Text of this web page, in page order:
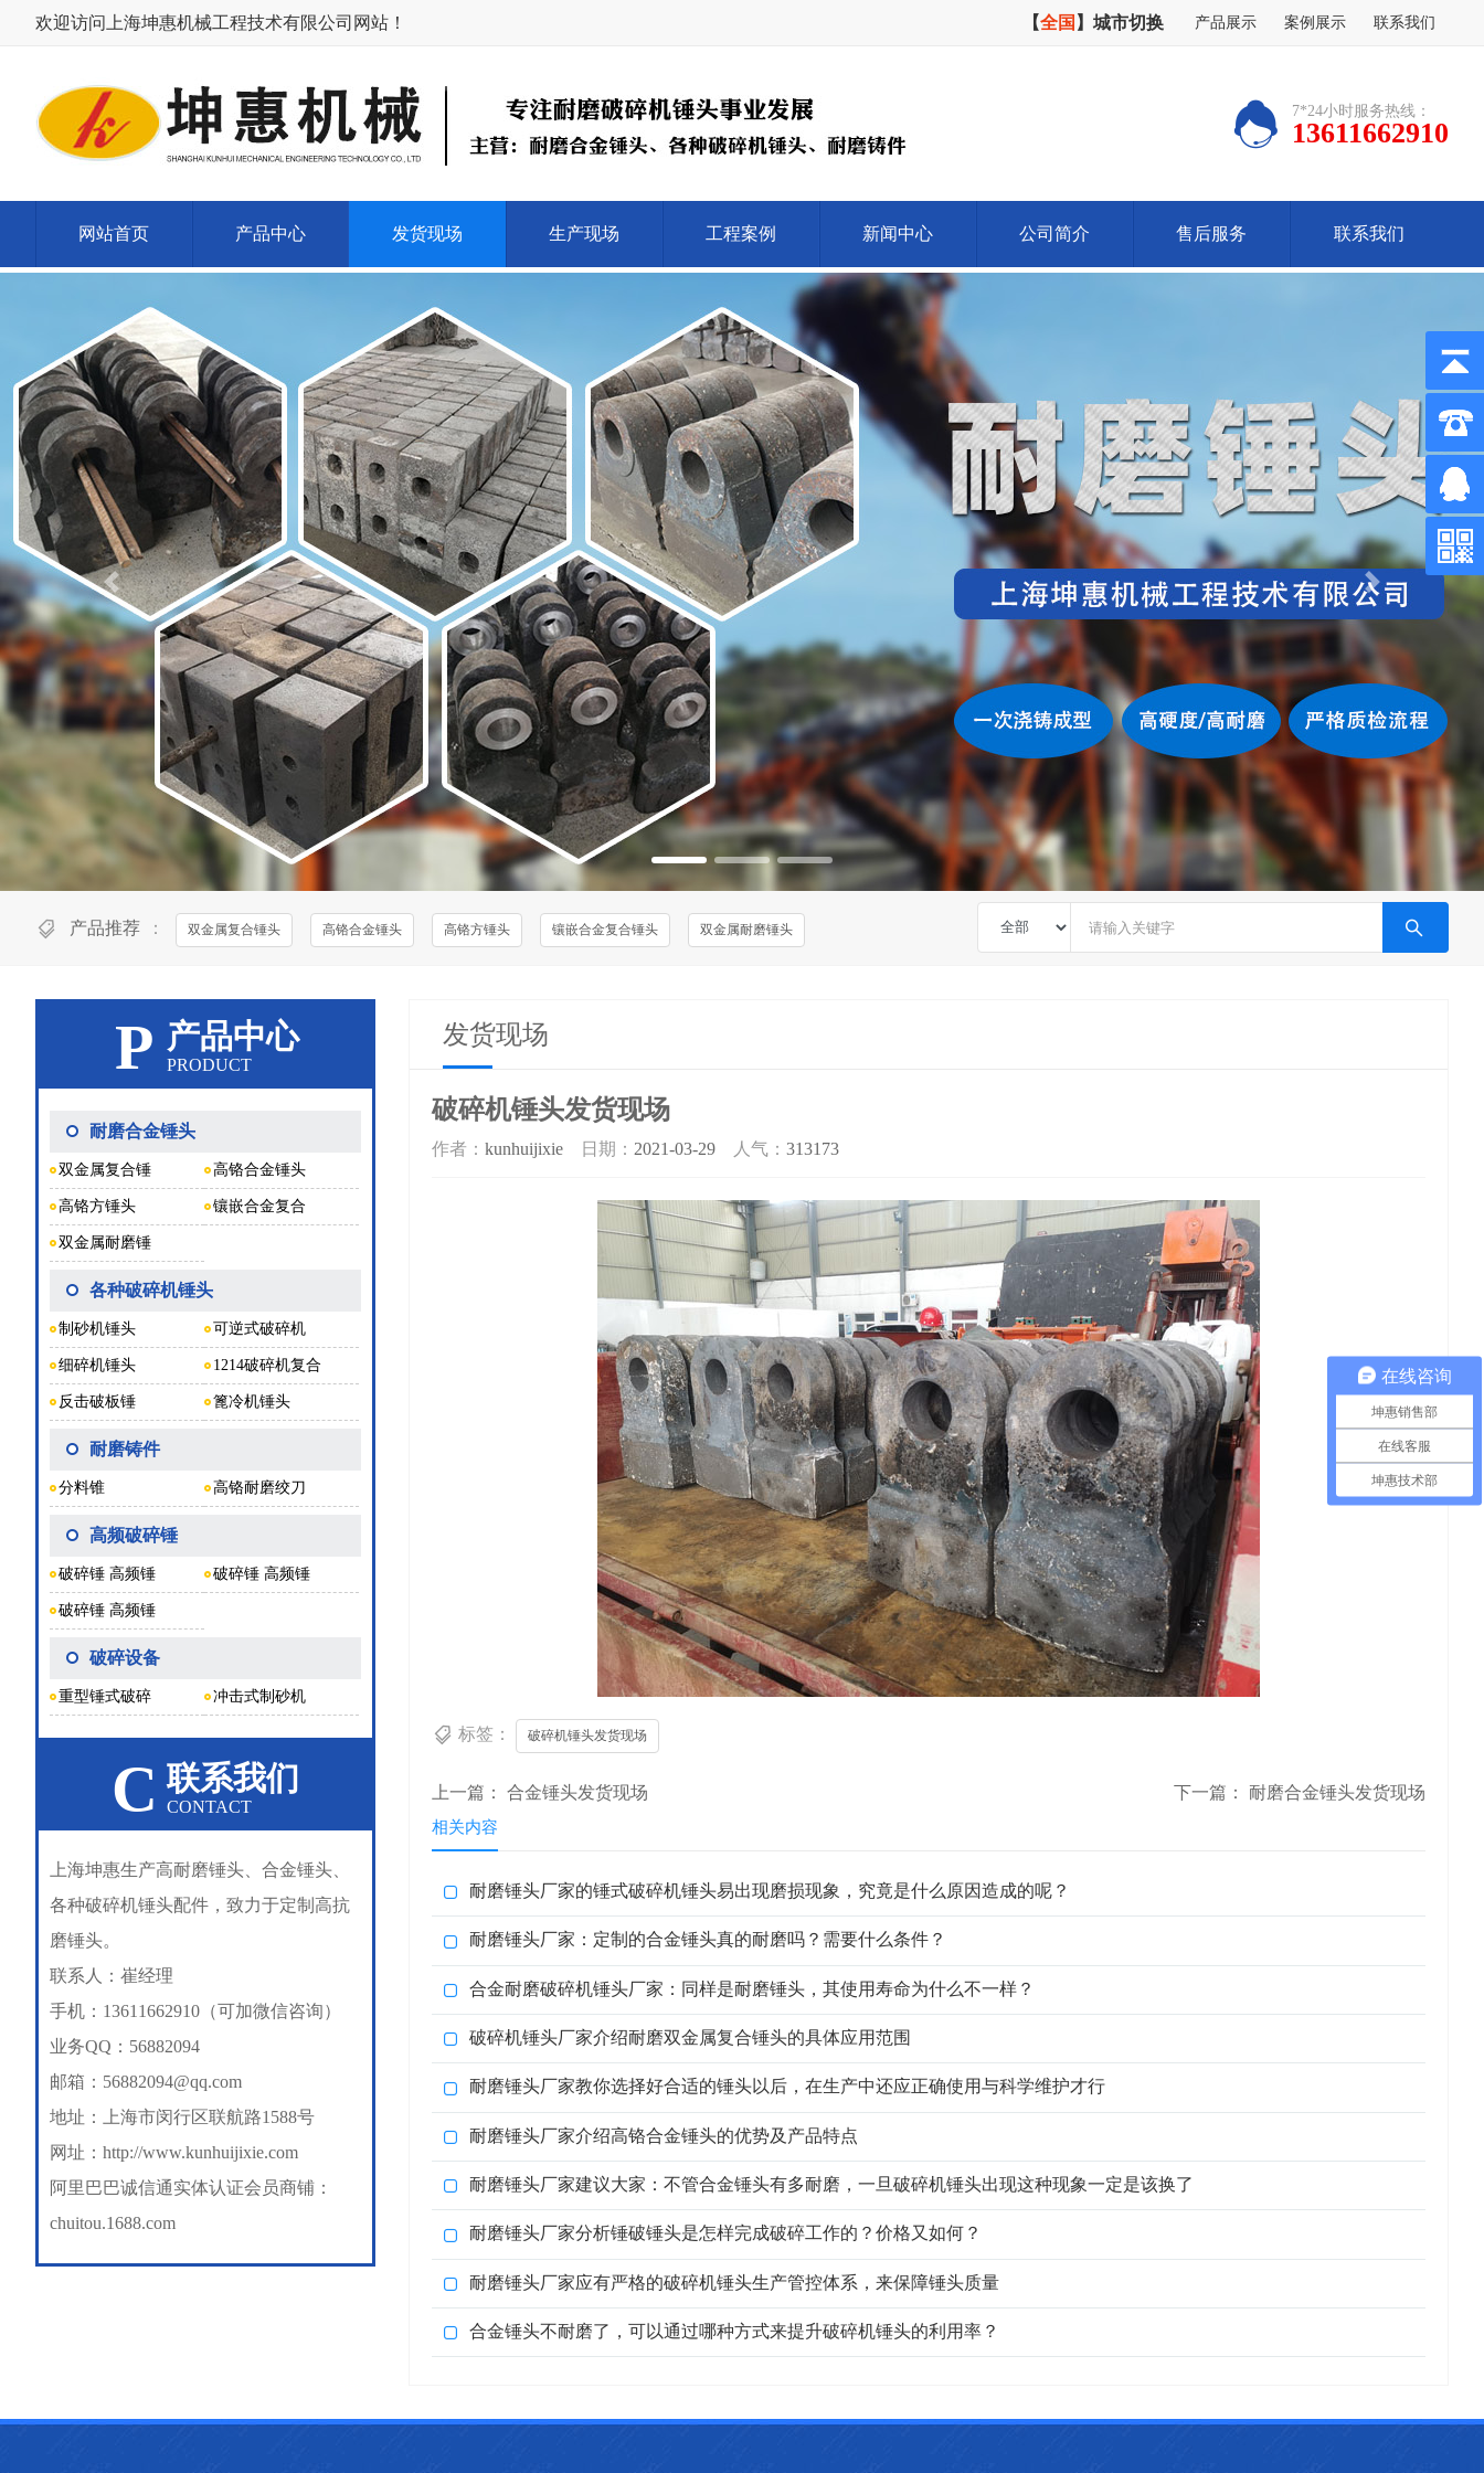
欢迎访问上海坤惠机械工程技术有限公司网站！ 产品展示 案例展示 联系我们
【全国 】 城市切换
7*24小时服务热线：
13611662910
网站首页 产品中心 发货现场 生产现场 工程案例 新闻中心 公司简介 售后服务 联系我们
产品推荐 ： 双金属复合锤头 高铬合金锤头 高铬方锤头 镶嵌合金复合锤头 双金属耐磨锤头
P 产品中心
PRODUCT
耐磨合金锤头
双金属复合锤 高铬合金锤头
高铬方锤头 镶嵌合金复合
双金属耐磨锤
各种破碎机锤头
制砂机锤头 可逆式破碎机
细碎机锤头 1214破碎机复合
反击破板锤 篦冷机锤头
耐磨铸件
分料锥 高铬耐磨绞刀
高频破碎锤
破碎锤 高频锤 破碎锤 高频锤
破碎锤 高频锤
破碎设备
重型锤式破碎 冲击式制砂机
C 联系我们
CONTACT
上海坤惠生产高耐磨锤头、合金锤头、
各种破碎机锤头配件，致力于定制高抗
磨锤头。
联系人：崔经理
手机：13611662910（可加微信咨询）
业务QQ：56882094
邮箱：56882094@qq.com
地址：上海市闵行区联航路1588号
网址： http://www.kunhuijixie.com
阿里巴巴诚信通实体认证会员商铺：
chuitou.1688.com
发货现场
破碎机锤头发货现场
作者： kunhuijixie 日期： 2021-03-29 人气： 313173
标签： 破碎机锤头发货现场
上一篇： 合金锤头发货现场 下一篇： 耐磨合金锤头发货现场
相关内容
耐磨锤头厂家的锤式破碎机锤头易出现磨损现象，究竟是什么原因造成的呢？
耐磨锤头厂家：定制的合金锤头真的耐磨吗？需要什么条件？
合金耐磨破碎机锤头厂家：同样是耐磨锤头，其使用寿命为什么不一样？
破碎机锤头厂家介绍耐磨双金属复合锤头的具体应用范围
耐磨锤头厂家教你选择好合适的锤头以后，在生产中还应正确使用与科学维护才行
耐磨锤头厂家介绍高铬合金锤头的优势及产品特点
耐磨锤头厂家建议大家：不管合金锤头有多耐磨，一旦破碎机锤头出现这种现象一定是该换了
耐磨锤头厂家分析锤破锤头是怎样完成破碎工作的？价格又如何？
耐磨锤头厂家应有严格的破碎机锤头生产管控体系，来保障锤头质量
合金锤头不耐磨了，可以通过哪种方式来提升破碎机锤头的利用率？
在线咨询
坤惠销售部
在线客服
坤惠技术部